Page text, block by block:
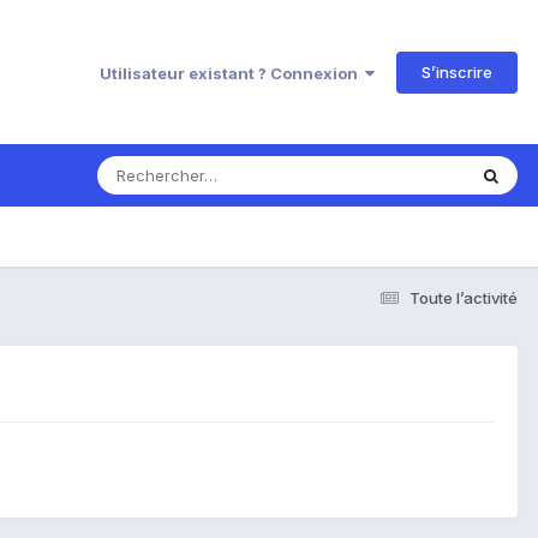
Utilisateur existant ? Connexion S’inscrire
Toute l’activité